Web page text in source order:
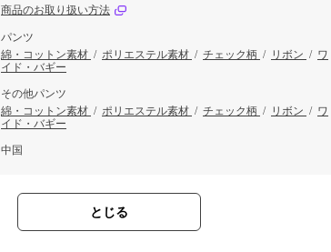
商品のお取り扱い方法
パンツ
綿・コットン素材 / ポリエステル素材 / チェック柄 / リボン / ワ
イド・バギー
その他パンツ
綿・コットン素材 / ポリエステル素材 / チェック柄 / リボン / ワ
イド・バギー
中国
とじる